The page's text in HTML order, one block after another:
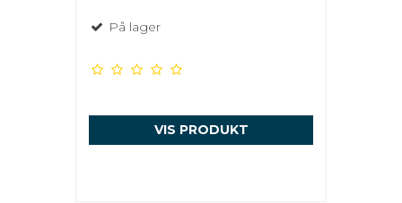
På lager
VIS PRODUKT